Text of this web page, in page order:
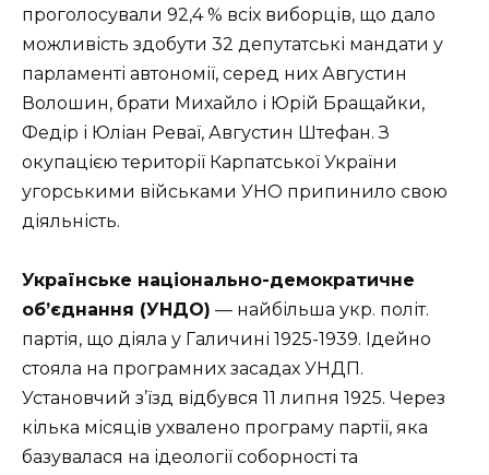
проголосували 92,4 % всіх виборців, що дало
можливість здобути 32 депутатські мандати у
парламенті автономії, серед них Августин
Волошин, брати Михайло і Юрій Бращайки,
Федір і Юліан Реваї, Августин Штефан. З
окупацією території Карпатської України
угорськими військами УНО припинило свою
діяльність.
Українське національно-демократичне
об’єднання (УНДО) — найбільша укр. політ.
партія, що діяла у Галичині 1925-1939. Ідейно
стояла на програмних засадах УНДП.
Установчий з’їзд відбувся 11 липня 1925. Через
кілька місяців ухвалено програму партії, яка
базувалася на ідеології соборності та